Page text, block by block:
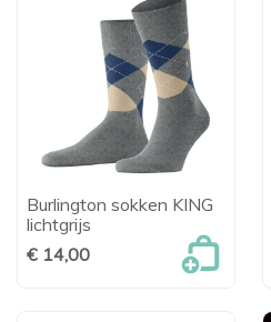
Burlington sokken KING
lichtgrijs
€ 14,00